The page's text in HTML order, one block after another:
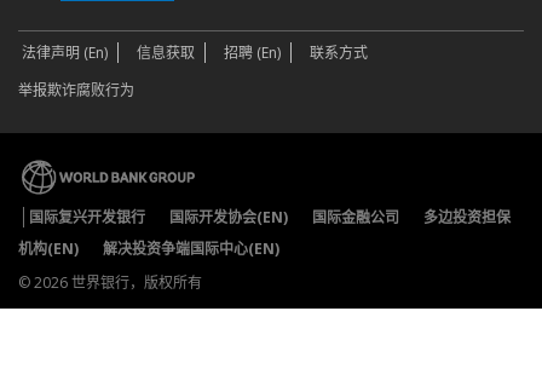
法律声明 (En) 信息获取 招聘 (En)
联系方式
举报欺诈腐败行为
国际复兴开发银行 国际开发协会(EN) 国际金融公司
多边投资担保
机构(EN)
解决投资争端国际中心(EN)
©2026 世界银行，版权所有